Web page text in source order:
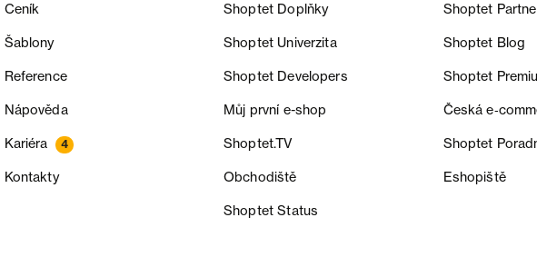
Ceník
Šablony
Reference
Nápověda
Kariéra 4
Kontakty
Shoptet Doplňky Shoptet
Shoptet Univerzita Shoptet Blog
Shoptet Developers Shoptet
Můj první e-shop Česká
Shoptet.TV Shoptet
Obchodiště Eshopiště
Shoptet Status